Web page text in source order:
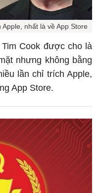
nhất là về App Store
Cook được cho là
nhưng không bằng
lần chỉ trích Apple,
App Store.